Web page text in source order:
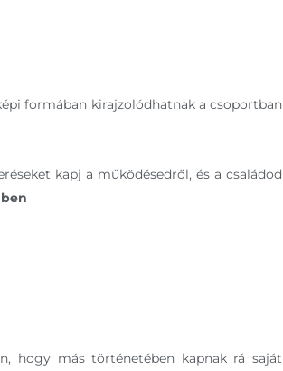
formában kirajzolódhatnak a csoportban
kapj a működésedről, és a családod
hogy más történetében kapnak rá saját